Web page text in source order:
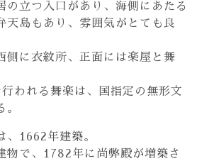
の立つ入口があり、海側にあたる
天島もあり、雰囲気がとても良
側に衣紋所、正面には楽屋と舞
われる舞楽は、国指定の無形文
。
、1662年建築。
物で、1782年に尚弊殿が増築さ